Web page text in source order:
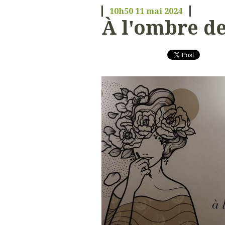
10h50 11mai 2024
À l'ombre